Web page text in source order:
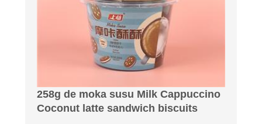
258g de moka susu Milk Cappuccino
Coconut latte sandwich biscuits